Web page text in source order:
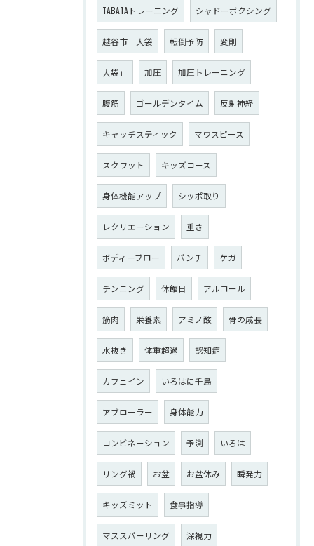
TABATAトレーニング シャドーボクシング
越谷市 大袋 転倒予防 変則
大袋」 加圧 加圧トレーニング
腹筋 ゴールデンタイム 反射神経
キャッチスティック マウスピース
スクワット キッズコース
身体機能アップ シッポ取り
レクリエーション 重さ
ボディーブロー パンチ ケガ
チンニング 休館日 アルコール
筋肉 栄養素 アミノ酸 骨の成長
水抜き 体重超過 認知症
カフェイン いろはに千鳥
アブローラー 身体能力
コンビネーション 予測 いろは
リング禍 お盆 お盆休み 瞬発力
キッズミット 食事指導
マススパーリング 深視力